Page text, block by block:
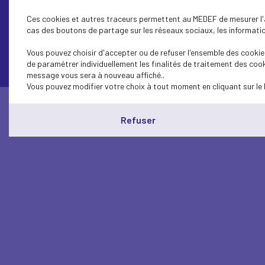
Ces cookies et autres traceurs permettent au MEDEF de
cas des boutons de partage sur les réseaux sociaux, les
Vous pouvez choisir d'accepter ou de refuser l'ensemble des
de paramétrer individuellement les finalités de traitement des
message vous sera à nouveau affiché..
Vous pouvez modifier votre choix à tout moment en cliquant sur le
Refuser